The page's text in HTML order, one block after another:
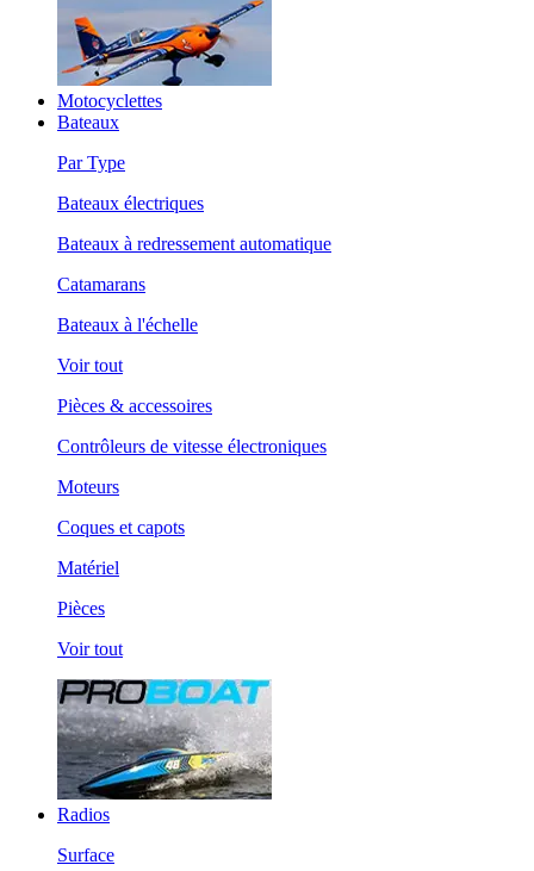
Motocyclettes
Bateaux
Par Type
Bateaux électriques
Bateaux à redressement automatique
Catamarans
Bateaux à l'échelle
Voir tout
Pièces & accessoires
Contrôleurs de vitesse électroniques
Moteurs
Coques et capots
Matériel
Pièces
Voir tout
Radios
Surface